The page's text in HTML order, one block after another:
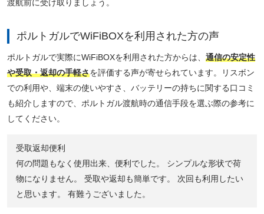
渡航前に受け取りましょう。
ポルトガルでWiFiBOXを利用された方の声
ポルトガルで実際にWiFiBOXを利用された方からは、 通信の安定性
や受取・返却の手軽さを評価する声が寄せられています。リスボン
での利用や、端末の使いやすさ、バッテリーの持ちに関する口コミ
も紹介しますので、ポルトガル渡航時の通信手段を選ぶ際の参考に
してください。
受取返却便利
何の問題もなく使用出来、便利でした。 シンプルな形状で荷
物になりません。 受取や返却も簡単です。 次回も利用したい
と思います。 有難うございました。